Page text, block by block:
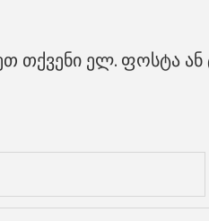
ელ. ფოსტა ან